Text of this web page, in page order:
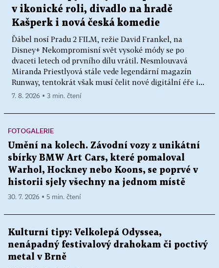
v ikonické roli, divadlo na hradě
Kašperk i nová česká komedie
Ďábel nosí Pradu 2 FILM, režie David Frankel, na
Disney+ Nekompromisní svět vysoké módy se po
dvaceti letech od prvního dílu vrátil. Nesmlouvavá
Miranda Priestlyová stále vede legendární magazín
Runway, tentokrát však musí čelit nové digitální éře i...
7. 8. 2026 ▪ 3 min. čtení
FOTOGALERIE
Umění na kolech. Závodní vozy z unikátní
sbírky BMW Art Cars, které pomaloval
Warhol, Hockney nebo Koons, se poprvé v
historii sjely všechny na jednom místě
30. 7. 2026 ▪ 5 min. čtení
Kulturní tipy: Velkolepá Odyssea,
nenápadný festivalový drahokam či poctivý
metal v Brně